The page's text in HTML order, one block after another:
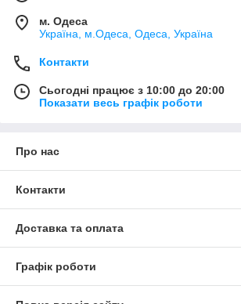
м. Одеса
Україна, м.Одеса, Одеса, Україна
Контакти
Сьогодні працює з 10:00 до 20:00
Показати весь графік роботи
Про нас
Контакти
Доставка та оплата
Графік роботи